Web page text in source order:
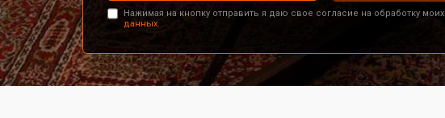
Нажимая на кнопку отправить я даю свое согласие на обработку моих
данных.